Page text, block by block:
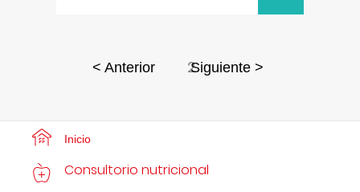
< Anterior 2Siguiente >
Inicio
Consultorio nutricional